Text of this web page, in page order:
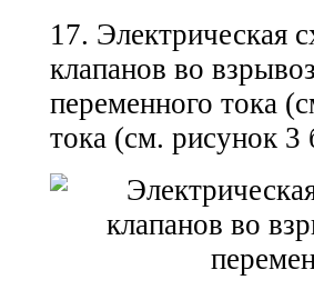
17. Электрическая
клапанов во
переменного тока
тока (см. рисунок 3